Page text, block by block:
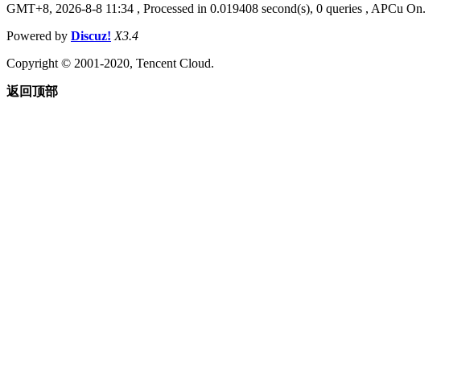
GMT+8, 2026-8-8 11:34 , Processed in 0.019408 second(s), 0 queries , APCu On.
Powered by Discuz! X3.4
Copyright © 2001-2020, Tencent Cloud.
返回顶部